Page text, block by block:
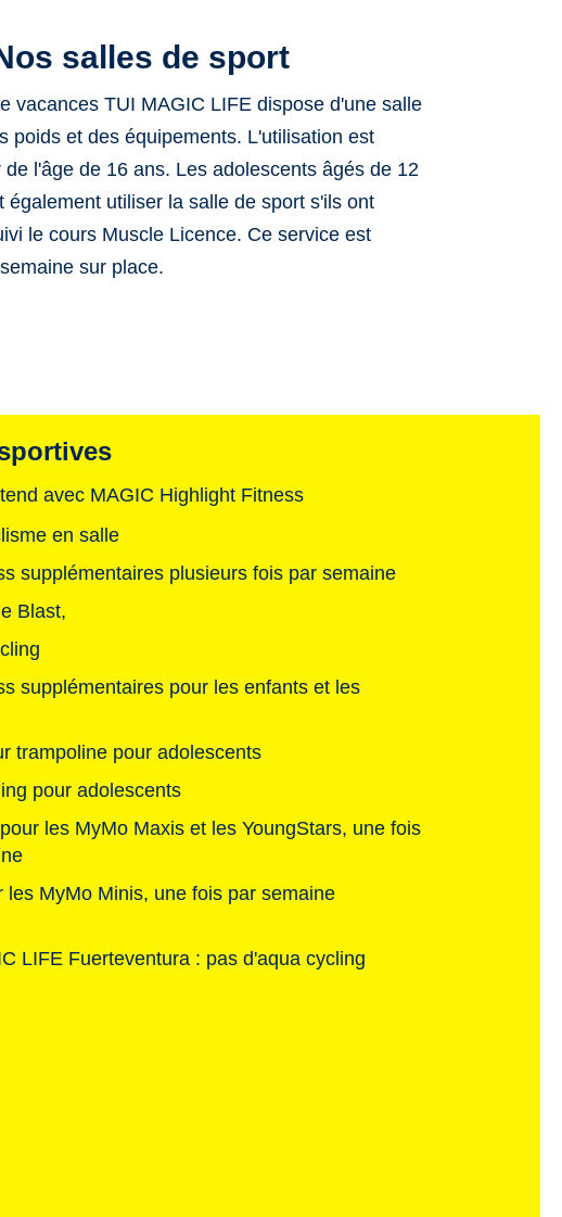
salles de sport
vacances TUI MAGIC LIFE dispose d'une salle
poids et des équipements. L'utilisation est
l'âge de 16 ans. Les adolescents âgés de 12
également utiliser la salle de sport s'ils ont
le cours Muscle Licence. Ce service est
sur place.
avec MAGIC Highlight Fitness
en salle
supplémentaires plusieurs fois par semaine
Blast,
supplémentaires pour les enfants et les
trampoline pour adolescents
pour adolescents
les MyMo Maxis et les YoungStars, une fois
les MyMo Minis, une fois par semaine
LIFE Fuerteventura : pas d'aqua cycling